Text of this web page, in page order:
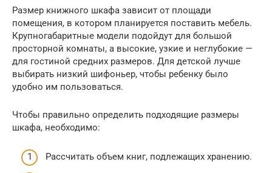
Размер книжного шкафа зависит от площади
помещения, в котором планируется поставить мебель.
Крупногабаритные модели подойдут для большой
просторной комнаты, а высокие, узкие и неглубокие —
для гостиной средних размеров. Для детской лучше
выбирать низкий шифоньер, чтобы ребенку было
удобно им пользоваться.
Чтобы правильно определить подходящие размеры
шкафа, необходимо:
Рассчитать объем книг, подлежащих хранению.